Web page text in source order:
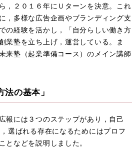
，２０１６年にＵターンを決意。これ
，多様な広告企画やブランディング支
の経験を活かし，「自分らしい働き方
業塾を立ち上げ，運営している。ま
来塾（起業準備コース）のメイン講師
の基本」
報には３つのステップがあり，自己
選ばれる存在になるためにはプロフ
となどを説明しました。